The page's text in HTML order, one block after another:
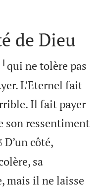
de Dieu
ne tolère pas
L’Eternel fait
Il fait payer
son ressentiment
D’un côté,
sa
mais il ne laisse